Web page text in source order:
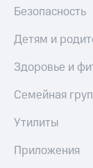
и
на карту
Безопасность
Детям и
Здоровье и
Семейная
Утилиты
Приложения